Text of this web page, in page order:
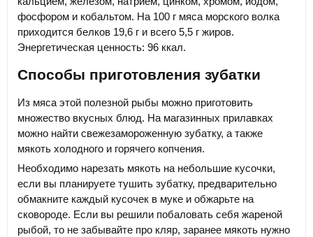
фосфором и кобальтом. На 100 г мяса морского волка
приходится белков 19,6 г и всего 5,5 г жиров.
Энергетическая ценность: 96 ккал.
Способы приготовления зубатки
Из мяса этой полезной рыбы можно приготовить
множество вкусных блюд. На магазинных прилавках
можно найти свежезамороженную зубатку, а также
мякоть холодного и горячего копчения.
Необходимо нарезать мякоть на небольшие кусочки,
если вы планируете тушить зубатку, предварительно
обмакните каждый кусочек в муке и обжарьте на
сковороде. Если вы решили побаловать себя жареной
рыбой, то не забывайте про кляр, заранее мякоть нужно